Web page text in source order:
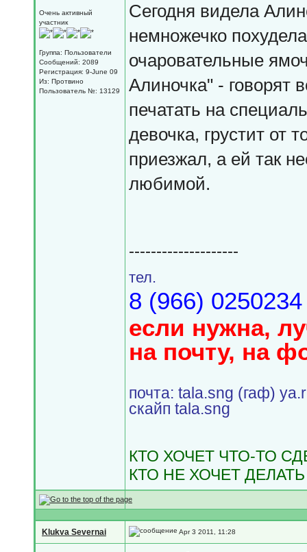
Очень активный
участник
Группа: Пользователи
Сообщений: 2089
Регистрация: 9-June 09
Из: Протвино
Пользователь №: 13129
Сегодня видела
немножечко
очаровательные
Алиночка" - говорят
печатать на
девочка, грустит от
приезжал, а ей так
любимой.
--------------------
тел.
8 (966) 0250234
если нужна,
на почту, на
почта: tala.sng (гаф)
скайп tala.sng
КТО ХОЧЕТ ЧТО-ТО
КТО НЕ ХОЧЕТ
Klukva Severnai Apr 3 2011, 11:28